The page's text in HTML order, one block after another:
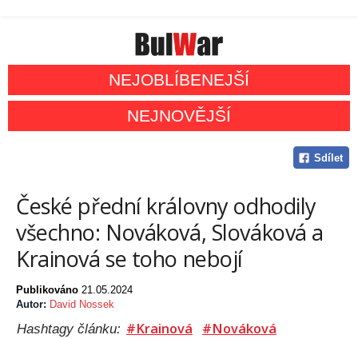
NEJOBLÍBENEJŠÍ
NEJNOVĚJŠÍ
Sdílet
České přední královny odhodily
všechno: Nováková, Slováková a
Krainová se toho nebojí
Publikováno 21.05.2024
Autor: David Nossek
Hashtagy článku: #Krainová
#Nováková